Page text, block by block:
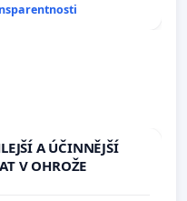
A ÚČINNĚJŠÍ
V OHROŽE